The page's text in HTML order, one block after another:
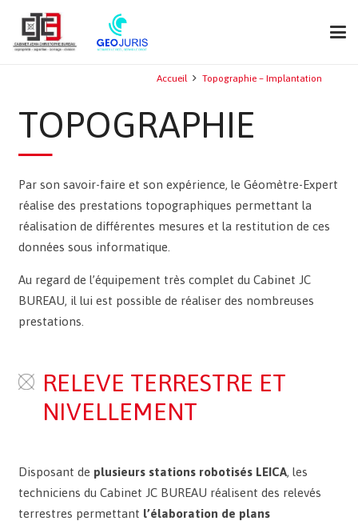
Accueil Topographie – Implantation
TOPOGRAPHIE
Par son savoir-faire et son expérience, le Géomètre-Expert
réalise des prestations topographiques permettant la
réalisation de différentes mesures et la restitution de ces
données sous informatique.
Au regard de l’équipement très complet du Cabinet JC
BUREAU, il lui est possible de réaliser des nombreuses
prestations.
RELEVE TERRESTRE ET
NIVELLEMENT
Disposant de plusieurs stations robotisés LEICA, les
techniciens du Cabinet JC BUREAU réalisent des relevés
terrestres permettant l’élaboration de plans